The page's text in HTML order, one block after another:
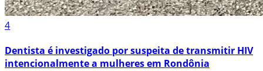
4
Dentista é investigado por suspeita de transmitir HIV
intencionalmente a mulheres em Rondônia